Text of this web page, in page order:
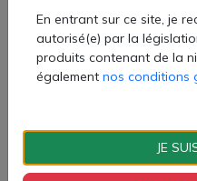
20 et 35W pour une vape
Résistance EX Joyetech en
14W pour une vape MTL.
lots de 5 unités chez AZVape.
En entrant sur ce site, je
autorisé(e) par la
produits contenant de la
également nos conditions
JE